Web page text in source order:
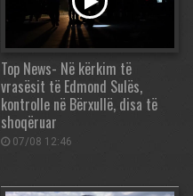
Top News- Në kërkim të
vrasësit të Edmond Sulës,
kontrolle në Bërxullë, disa të
shoqëruar
07/08 12:46